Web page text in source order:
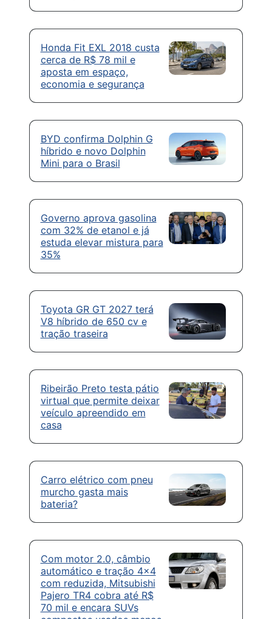
Honda Fit EXL 2018 custa
cerca de R$ 78 mil e
aposta em espaço,
economia e segurança
BYD confirma Dolphin G
híbrido e novo Dolphin
Mini para o Brasil
Governo aprova gasolina
com 32% de etanol e já
estuda elevar mistura para
35%
Toyota GR GT 2027 terá
V8 híbrido de 650 cv e
tração traseira
Ribeirão Preto testa pátio
virtual que permite deixar
veículo apreendido em
casa
Carro elétrico com pneu
murcho gasta mais
bateria?
Com motor 2.0, câmbio
automático e tração 4×4
com reduzida, Mitsubishi
Pajero TR4 cobra até R$
70 mil e encara SUVs